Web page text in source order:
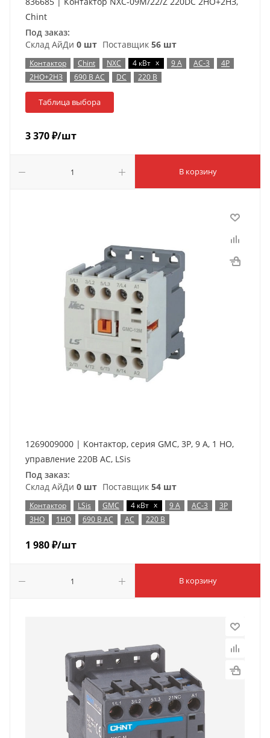
Chint
Под заказ:
Склад АйДи 0 шт Поставщик 56 шт
Контактор Chint NXC 4 кВт x 9 А AC-3
4P
2НО+2НЗ
690 В AC DC 220 В
Таблица выбора
3 370₽/шт
В корзину
1269009000 | Контактор, серия GMC, 3P, 9 А, 1 НО,
управление 220В AC, LSis
Под заказ:
Склад АйДи 0 шт Поставщик 54 шт
Контактор LSis GMC 4 кВт x 9 А AC-3
3P
3НО
1НО 690 В AC AC 220 В
1 980₽/шт
В корзину